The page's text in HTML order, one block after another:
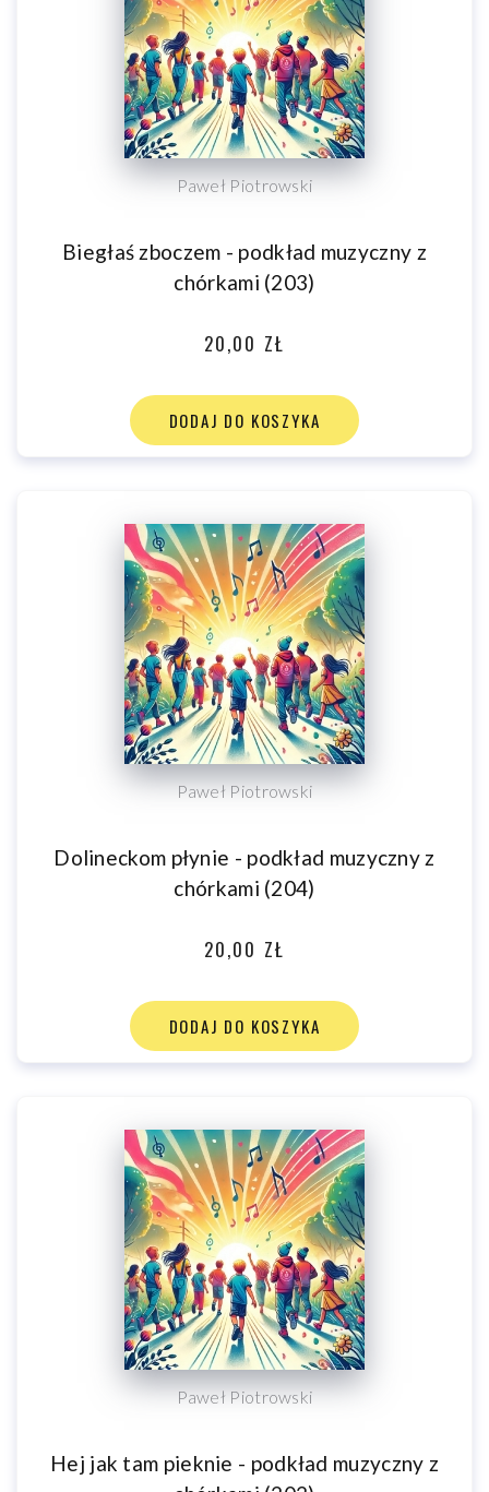
Paweł Piotrowski
Biegłaś zboczem - podkład muzyczny z
chórkami (203)
20,00 ZŁ
DODAJ DO KOSZYKA
Paweł Piotrowski
Dolineckom płynie - podkład muzyczny z
chórkami (204)
20,00 ZŁ
DODAJ DO KOSZYKA
Paweł Piotrowski
Hej jak tam pieknie - podkład muzyczny z